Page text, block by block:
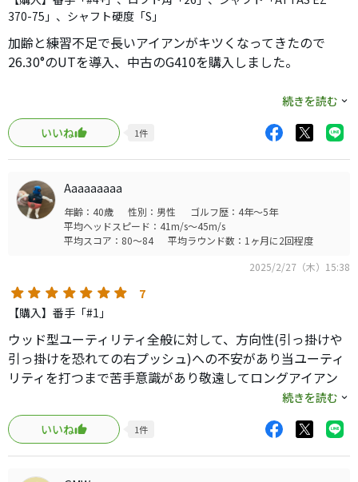
370-75」、シャフト硬度「S」
加齢と練習不足で長いアイアンがキツくなってきたので
26.30°のUTを導入、中古のG410を購入しました。
打感：G410は総じて硬い。別に嫌ではない。
飛距離：普通。G430とかだと飛びすぎて上の番手との飛距
離差が小さくなっちゃって困るのでちょうど良い。
高さ：高い。
スピン：結構入って高さと相まってグリーンで止まる。
G430とかだとちょっと低スピンに感じる。
ＵＴって最新のものよりもちょっと前のやつのほうが使い
やすいかなって思いました。
続きを読む
いいね
1件
Aaaaaaaaa
年齢：40歳 性別：男性
ゴルフ歴：4年～5年
平均ヘッドスピード：41m/s～45m/s
平均スコア：80～84
平均ラウンド数：1ヶ月に2回程度
2025/2/27（木）15:38
7
【購入】番手「#1」
ウッド型ユーティリティ全般に対して、方向性(引っ掛けや
引っ掛けを恐れての右プッシュ)への不安があり当ユーティ
リティを打つまで苦手意識があり敬遠してロングアイアン
やアイアン型ユーティリティを使用していました。
g410こちらはダウンブローや払い打ちもある程度対応でき
て尚且つフェードやドローなどもきちんとスイングできれ
ば思う球筋が出て安心できます。
ただいくつか試しましたがシャフト選びは大事なのかと思
続きを読む
いいね
1件